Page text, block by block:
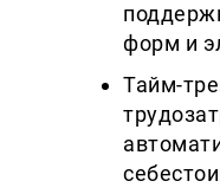
форм и
Тайм-